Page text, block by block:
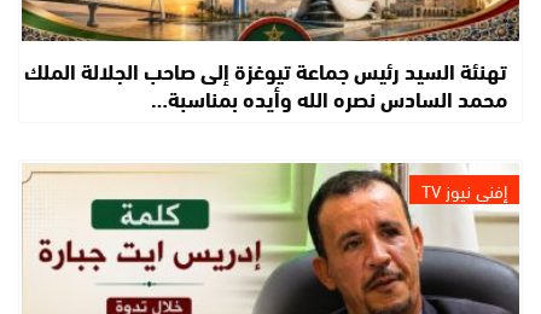
تهنئة السيد رئيس جماعة تيوغزة إلى صاحب الجلالة الملك
محمد السادس نصره الله وأيده بمناسبة…
إفني نيوز TV